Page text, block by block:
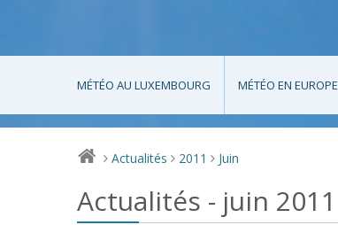
MÉTÉO AU LUXEMBOURG MÉTÉO EN EUROPE
> Actualités > 2011 > Juin
Actualités - juin 2011